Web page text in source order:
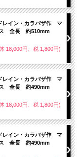
イン・カラバザ作 マ
ス 全長 約510mm
18,000円、税 1,800円)
イン・カラバザ作 マ
ス 全長 約490mm
18,000円、税 1,800円)
イン・カラバザ作 マ
ス 全長 約490mm